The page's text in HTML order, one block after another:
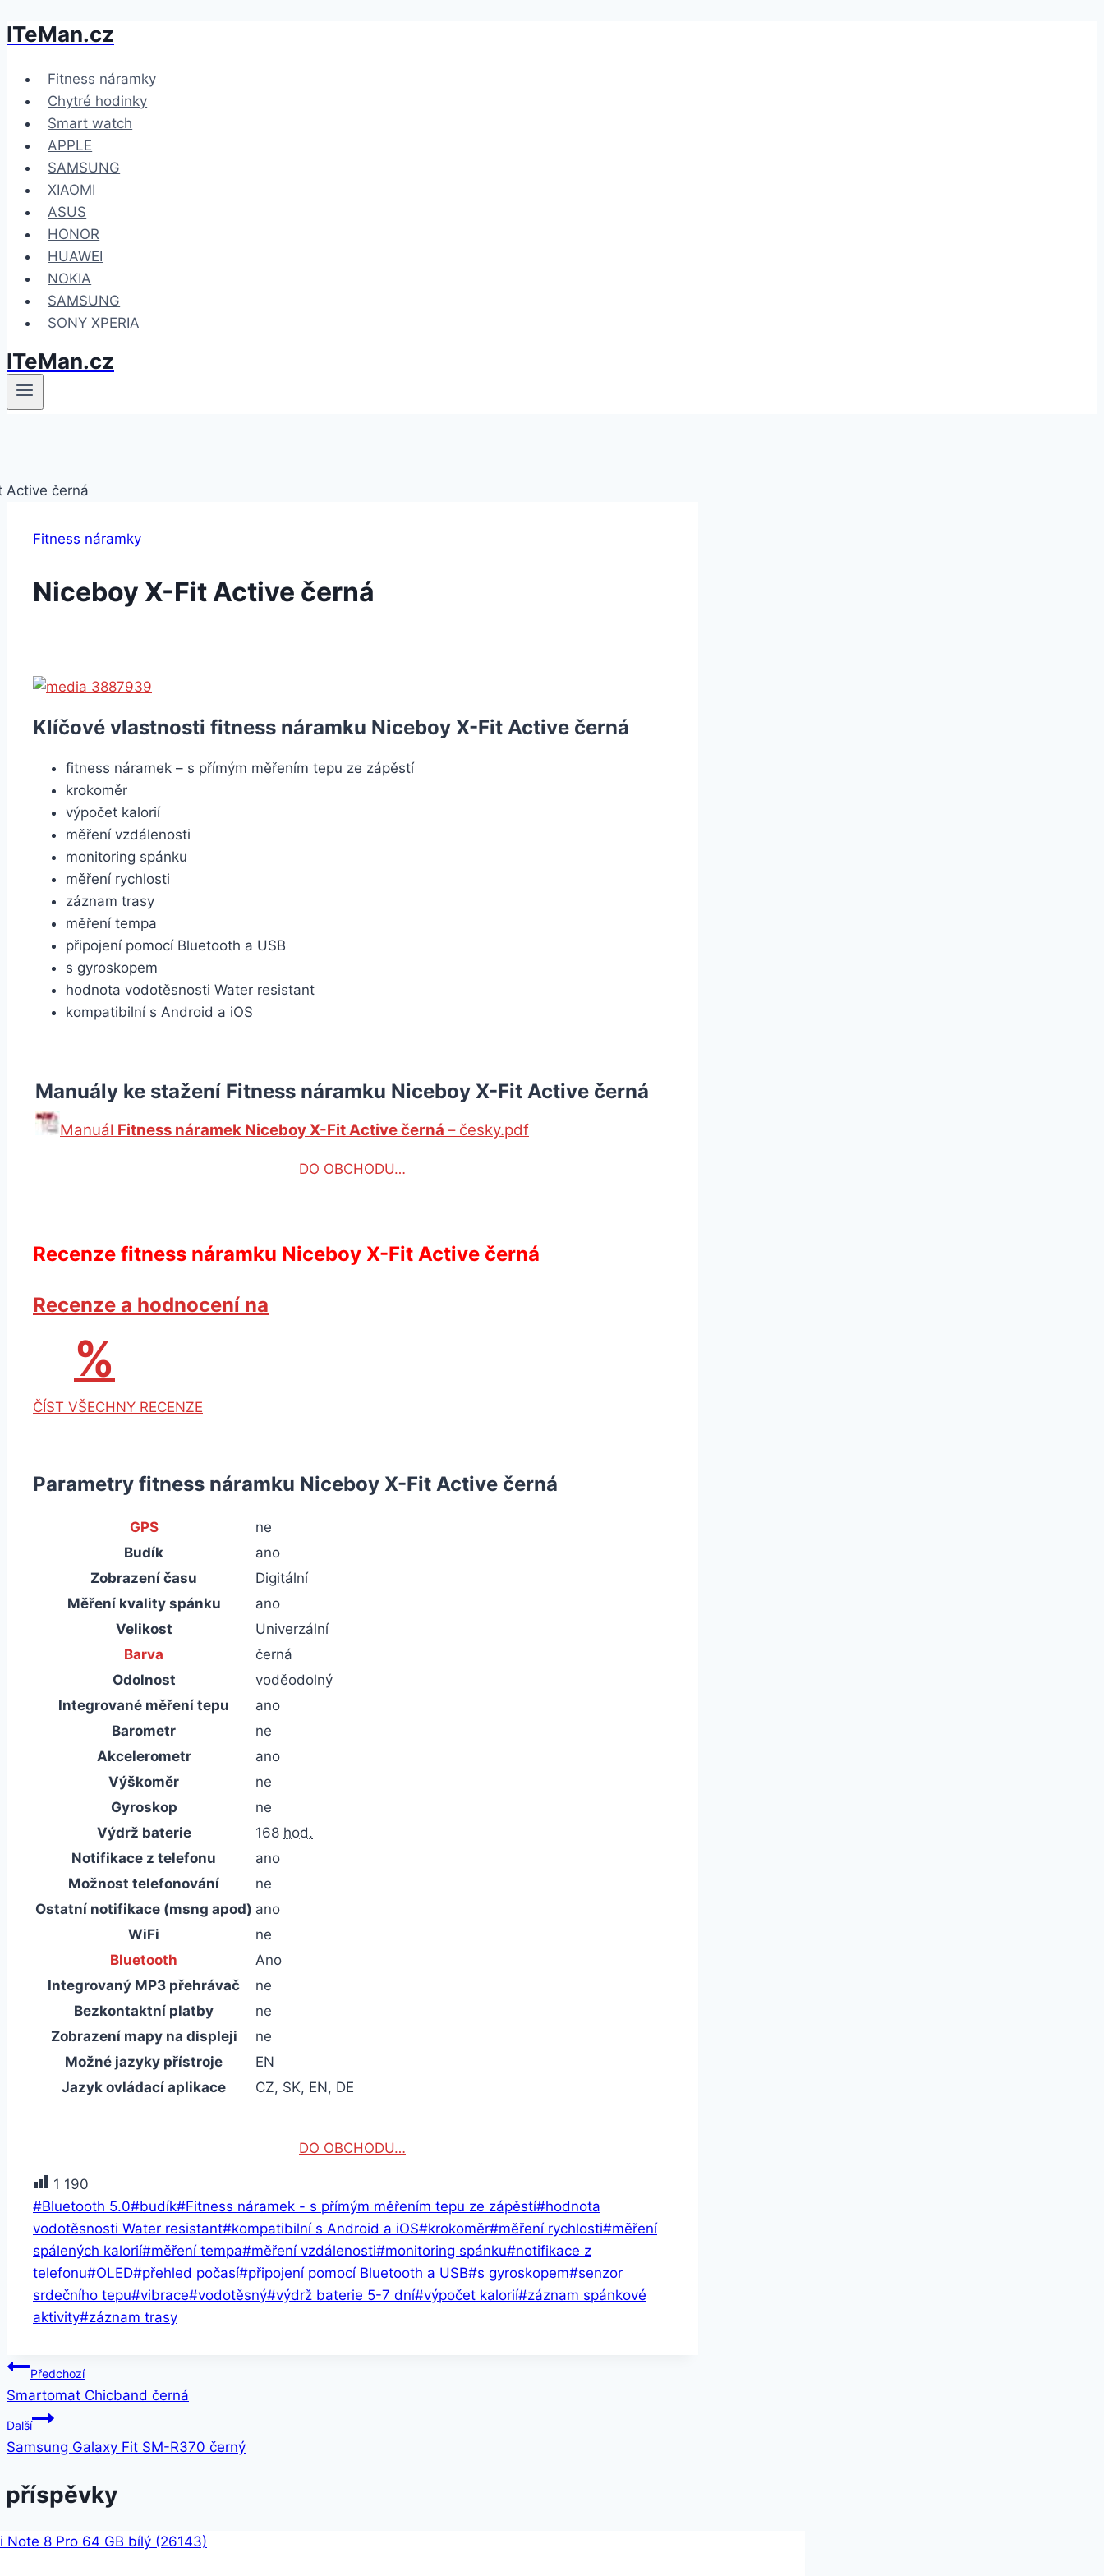
Přeskočit
obsah
ITeMan.cz
Fitness náramky
Chytré hodinky
Smart watch
APPLE
SAMSUNG
XIAOMI
ASUS
HONOR
HUAWEI
NOKIA
SAMSUNG
SONY XPERIA
ITeMan.cz
Fitness náramky
Niceboy X-Fit Active černá
Klíčové vlastnosti fitness náramku Niceboy X-Fit Active černá
fitness náramek – s přímým měřením tepu ze zápěstí
krokoměr
výpočet kalorií
měření vzdálenosti
monitoring spánku
měření rychlosti
záznam trasy
měření tempa
připojení pomocí Bluetooth a USB
s gyroskopem
hodnota vodotěsnosti Water resistant
kompatibilní s Android a iOS
Manuály ke stažení Fitness náramku Niceboy X-Fit Active černá
Manuál Fitness náramek Niceboy X-Fit Active černá – česky.pdf
DO OBCHODU…
Recenze fitness náramku Niceboy X-Fit Active černá
Recenze a hodnocení na
%
ČÍST VŠECHNY RECENZE
Parametry fitness náramku Niceboy X-Fit Active černá
GPS
ne
Budík
ano
Zobrazení času
Digitální
Měření kvality spánku
ano
Velikost
Univerzální
Barva
černá
Odolnost
voděodolný
Integrované měření tepu
ano
Barometr
ne
Akcelerometr
ano
Výškoměr
ne
Gyroskop
ne
Výdrž baterie
168 hod.
Notifikace z telefonu
ano
Možnost telefonování
ne
Ostatní notifikace (msng apod) ano
WiFi
ne
Bluetooth
Ano
Integrovaný MP3 přehrávač
ne
Bezkontaktní platby
ne
Zobrazení mapy na displeji
ne
Možné jazyky přístroje
EN
Jazyk ovládací aplikace
CZ, SK, EN, DE
DO OBCHODU…
1 190
Štítky
příspěvků:
#Bluetooth 5.0#budík#Fitness náramek - s přímým měřením tepu ze zápěstí#hodnota
vodotěsnosti Water resistant#kompatibilní s Android a iOS#krokoměr#měření rychlosti#měření
spálených kalorií#měření tempa#měření vzdálenosti#monitoring spánku#notifikace z
telefonu#OLED#přehled počasí#připojení pomocí Bluetooth a USB#s gyroskopem#senzor
srdečního tepu#vibrace#vodotěsný#výdrž baterie 5-7 dní#výpočet kalorií#záznam spánkové
aktivity#záznam trasy
Navigace
pro
příspěvek
Předchozí
Smartomat Chicband černá
Další
Samsung Galaxy Fit SM-R370 černý
příspěvky